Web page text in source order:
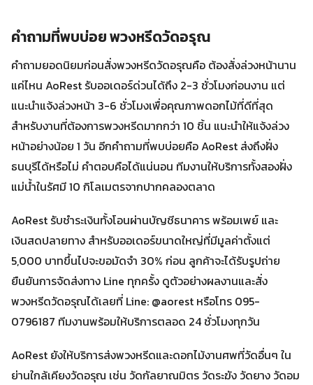
คำถามที่พบบ่อย พวงหรีดวัดอรุณ
คำถามยอดนิยมก่อนสั่งพวงหรีดวัดอรุณคือ ต้องสั่งล่วงหน้านาน
แค่ไหน AoRest รับออเดอร์ด่วนได้ถึง 2-3 ชั่วโมงก่อนงาน แต่
แนะนำแจ้งล่วงหน้า 3-6 ชั่วโมงเพื่อคุณภาพดอกไม้ที่ดีที่สุด
สำหรับงานที่ต้องการพวงหรีดมากกว่า 10 ชิ้น แนะนำให้แจ้งล่วง
หน้าอย่างน้อย 1 วัน อีกคำถามที่พบบ่อยคือ AoRest ส่งถึงฝั่ง
ธนบุรีได้หรือไม่ คำตอบคือได้แน่นอน ทีมงานให้บริการทั้งสองฝั่ง
แม่น้ำในรัศมี 10 กิโลเมตรจากปากคลองตลาด
AoRest รับชำระเงินทั้งโอนผ่านบัญชีธนาคาร พร้อมเพย์ และ
เงินสดปลายทาง สำหรับออเดอร์ขนาดใหญ่ที่มีมูลค่าตั้งแต่
5,000 บาทขึ้นไปจะขอมัดจำ 30% ก่อน ลูกค้าจะได้รับรูปถ่าย
ยืนยันการจัดส่งทาง Line ทุกครั้ง ดูตัวอย่างผลงานและสั่ง
พวงหรีดวัดอรุณได้เลยที่ Line: @aorest หรือโทร 095-
0796187 ทีมงานพร้อมให้บริการตลอด 24 ชั่วโมงทุกวัน
AoRest ยังให้บริการส่งพวงหรีดและดอกไม้งานศพที่วัดอื่นๆ ใน
ย่านใกล้เคียงวัดอรุณ เช่น วัดกัลยาณมิตร วัดระฆัง วัดยาง วัดอม